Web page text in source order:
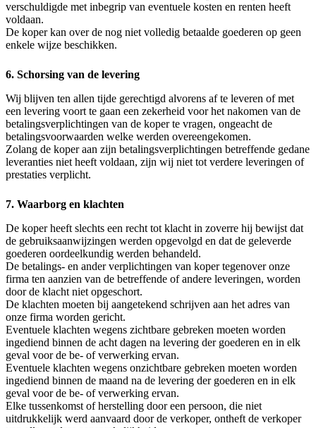
verschuldigde met inbegrip van eventuele kosten en renten heeft
voldaan.
De koper kan over de nog niet volledig betaalde goederen op geen
enkele wijze beschikken.
6. Schorsing van de levering
Wij blijven ten allen tijde gerechtigd alvorens af te leveren of met
een levering voort te gaan een zekerheid voor het nakomen van de
betalingsverplichtingen van de koper te vragen, ongeacht de
betalingsvoorwaarden welke werden overeengekomen.
Zolang de koper aan zijn betalingsverplichtingen betreffende gedane
leveranties niet heeft voldaan, zijn wij niet tot verdere leveringen of
prestaties verplicht.
7. Waarborg en klachten
De koper heeft slechts een recht tot klacht in zoverre hij bewijst dat
de gebruiksaanwijzingen werden opgevolgd en dat de geleverde
goederen oordeelkundig werden behandeld.
De betalings- en ander verplichtingen van koper tegenover onze
firma ten aanzien van de betreffende of andere leveringen, worden
door de klacht niet opgeschort.
De klachten moeten bij aangetekend schrijven aan het adres van
onze firma worden gericht.
Eventuele klachten wegens zichtbare gebreken moeten worden
ingediend binnen de acht dagen na levering der goederen en in elk
geval voor de be- of verwerking ervan.
Eventuele klachten wegens onzichtbare gebreken moeten worden
ingediend binnen de maand na de levering der goederen en in elk
geval voor de be- of verwerking ervan.
Elke tussenkomst of herstelling door een persoon, die niet
uitdrukkelijk werd aanvaard door de verkoper, ontheft de verkoper